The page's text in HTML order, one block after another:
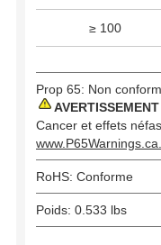
≥ 100
Prop 65: Non
Cancer et effets
RoHS: Conforme
Poids: 0.533 lbs